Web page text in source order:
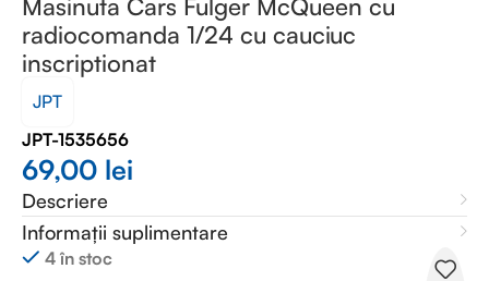
radiocomanda 1/24 cu cauciuc
inscriptionat
JPT
JPT-1535656
69,00 lei
Descriere
Informații suplimentare
4 în stoc